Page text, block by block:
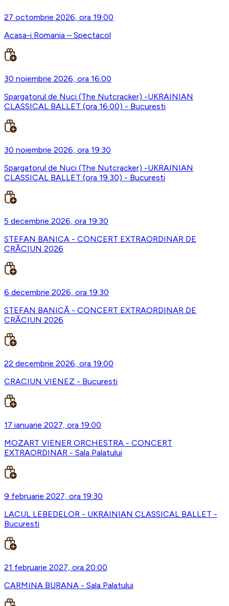
27 octombrie 2026, ora 19:00
Acasa-i Romania – Spectacol
30 noiembrie 2026, ora 16:00
Spargatorul de Nuci (The Nutcracker) -UKRAINIAN
CLASSICAL BALLET (ora 16.00) - Bucuresti
30 noiembrie 2026, ora 19:30
Spargatorul de Nuci (The Nutcracker) -UKRAINIAN
CLASSICAL BALLET (ora 19.30) - Bucuresti
5 decembrie 2026, ora 19:30
STEFAN BANICA - CONCERT EXTRAORDINAR DE
CRĂCIUN 2026
6 decembrie 2026, ora 19:30
STEFAN BANICĂ - CONCERT EXTRAORDINAR DE
CRĂCIUN 2026
22 decembrie 2026, ora 19:00
CRACIUN VIENEZ - Bucuresti
17 ianuarie 2027, ora 19:00
MOZART VIENER ORCHESTRA - CONCERT
EXTRAORDINAR - Sala Palatului
9 februarie 2027, ora 19:30
LACUL LEBEDELOR - UKRAINIAN CLASSICAL BALLET -
Bucuresti
21 februarie 2027, ora 20:00
CARMINA BURANA - Sala Palatului